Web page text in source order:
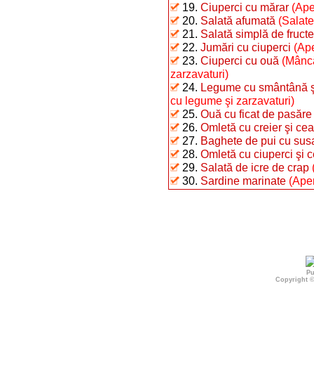
19. Ciuperci cu mărar
20. Salată afumată
21. Salată simplă de fructe
22. Jumări cu ciuperci
23. Ciuperci cu ouă
zarzavaturi)
24. Legume cu smântână
cu legume şi zarzavaturi)
25. Ouă cu ficat de pasăre
26. Omletă cu creier şi
27. Baghete de pui cu
28. Omletă cu ciuperci şi
29. Salată de icre de crap
30. Sardine marinate
Copyright